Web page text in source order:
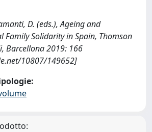
D. (eds.), Ageing and
Family Solidarity in Spain, Thomson
Barcellona 2019: 166
10807/149652]